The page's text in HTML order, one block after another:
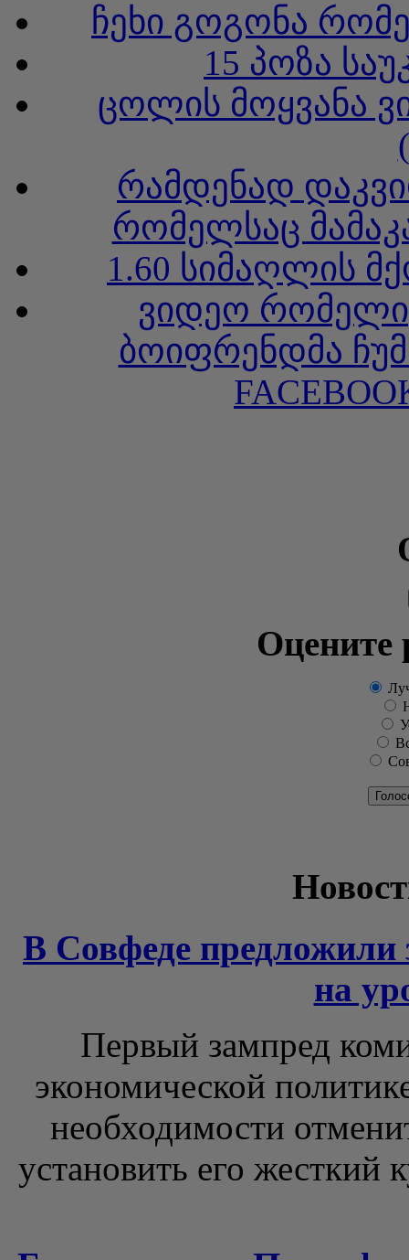
ჩეხი გოგონა
15 პოზა
ცოლის მოყვანა
რამდენად
რომელსაც
1.60 სიმაღლის
ვიდეო
ბოიფრენდმა
Оцените
В Совфеде предложили
на
Первый зампред
экономической
необходимости
установить его